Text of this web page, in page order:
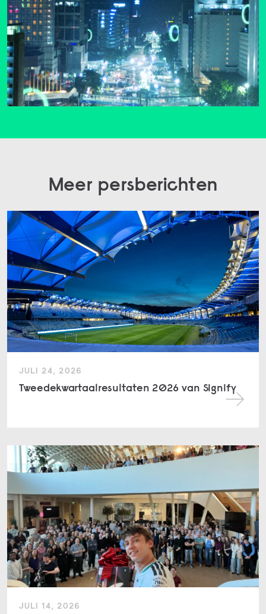
Meer persberichten
JULI 24, 2026
Tweedekwartaalresultaten 2026 van Signify
JULI 14, 2026